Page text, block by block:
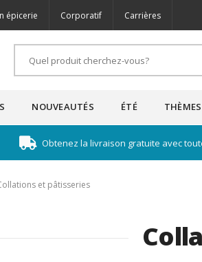
épicerie Corporatif Carrières
NOUVEAUTÉS ÉTÉ THÈMES
Obtenez la livraison gratuite avec
et pâtisseries